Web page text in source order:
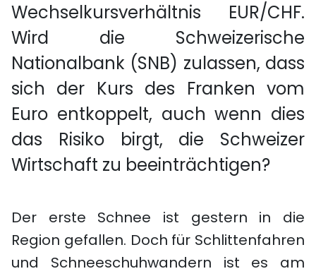
Wechselkursverhältnis EUR/CHF.
Wird die Schweizerische
Nationalbank (SNB) zulassen, dass
sich der Kurs des Franken vom
Euro entkoppelt, auch wenn dies
das Risiko birgt, die Schweizer
Wirtschaft zu beeinträchtigen?
Der erste Schnee ist gestern in die
Region gefallen. Doch für Schlittenfahren
und Schneeschuhwandern ist es am